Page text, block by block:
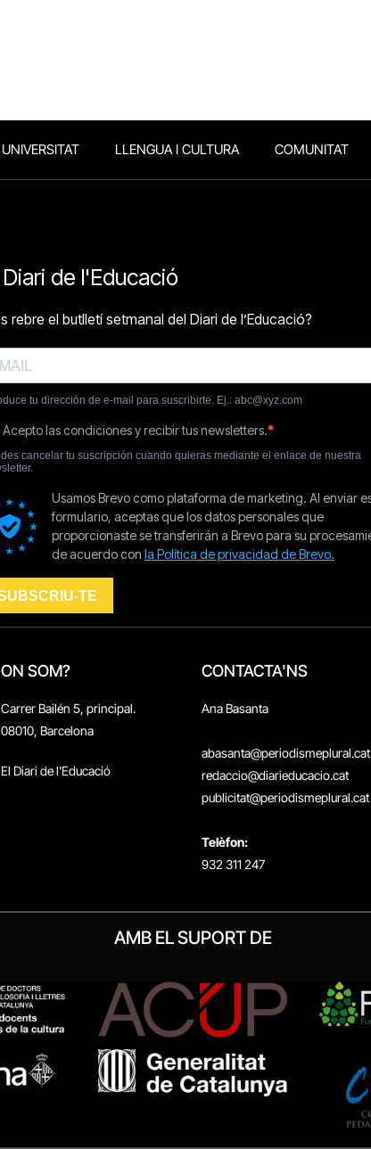
UNIVERSITAT LLENGUA I CULTURA COMUNITAT
ON SOM?
Carrer Bailén 5, principal.
08010, Barcelona
El Diari de l'Educació
CONTACTA'NS
Ana Basanta
abasanta@periodismeplural.cat
redaccio@diarieducacio.cat
publicitat@periodismeplural.cat
Telèfon:
932 311 247
AMB EL SUPORT DE